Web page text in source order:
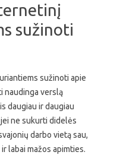
sužinoti
sužinoti apie
naudinga verslą
daugiau ir daugiau
ne sukurti didelės
darbo vietą sau,
labai mažos apimties.